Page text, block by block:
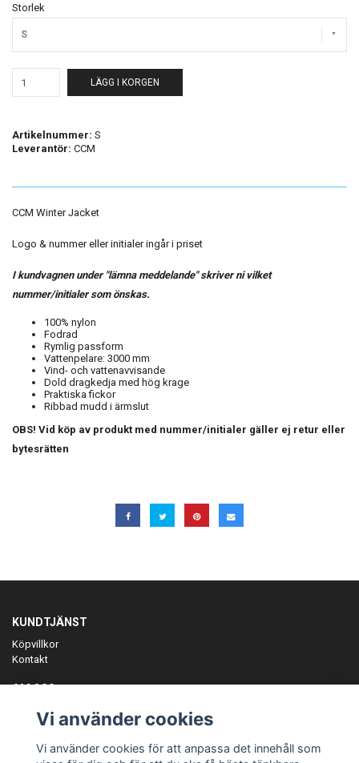
Storlek
S
LÄGG I KORGEN
Artikelnummer: S
Leverantör: CCM
CCM Winter Jacket
Logo & nummer eller initialer ingår i priset
I kundvagnen under "lämna meddelande" skriver ni vilket
nummer/initialer som önskas.
100% nylon
Fodrad
Rymlig passform
Vattenpelare: 3000 mm
Vind- och vattenavvisande
Dold dragkedja med hög krage
Praktiska fickor
Ribbad mudd i ärmslut
OBS! Vid köp av produkt med nummer/initialer gäller ej retur eller
bytesrätten
KUNDTJÄNST
Köpvillkor
Kontakt
OM OSS
ANMÄL DIG TILL VÅRT NYHETSBREV
Prenumerera
Vi använder cookies
Vi använder cookies för att anpassa det innehåll som